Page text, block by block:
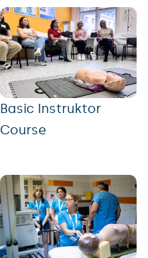
Basic Instruktor
Course